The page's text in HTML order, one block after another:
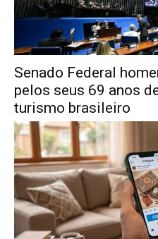
Senado Federal
pelos seus 69 anos
turismo brasileiro